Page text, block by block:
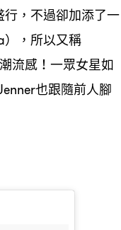
行 ， 不過卻加添了一
）， 所以又稱
流感 ！ 一眾女星如
也跟隨前人腳